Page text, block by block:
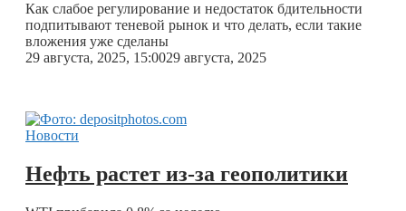
Как слабое регулирование и недостаток бдительности
подпитывают теневой рынок и что делать, если такие
вложения уже сделаны
29 августа, 2025, 15:0029 августа, 2025
Новости
Нефть растет из-за геополитики